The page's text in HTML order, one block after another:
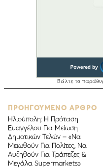
ΠΡΟΗΓΟΥΜΕΝΟ ΑΡΘΡΟ
Ηλιούπολη: Η Πρόταση
Ευαγγέλου Για Μείωση
Δημοτικών Τελών – «Να
Μειωθούν Για Πολίτες, Να
Αυξηθούν Για Τράπεζες &
Μεγάλα Supermarkets»